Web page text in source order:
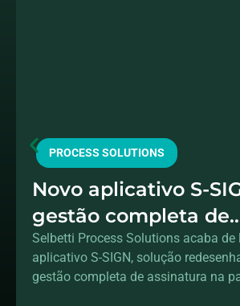
PROCESS SOLUTIONS
Novo aplicativo S-
gestão completa de
assinaturas na sua
Selbetti Process Solutions acaba de
aplicativo S-SIGN, solução
gestão completa de assinatura na